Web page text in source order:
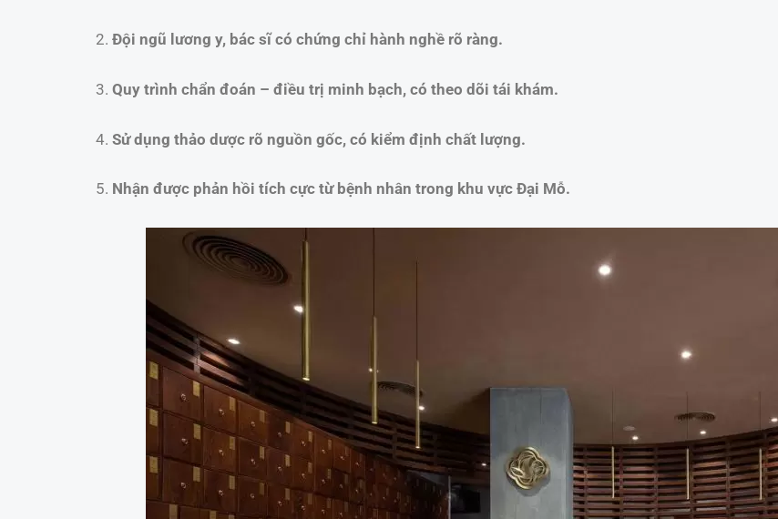
Đội ngũ lương y, bác sĩ có chứng chỉ hành nghề rõ ràng.
Quy trình chẩn đoán – điều trị minh bạch, có theo dõi tái khám.
Sử dụng thảo dược rõ nguồn gốc, có kiểm định chất lượng.
Nhận được phản hồi tích cực từ bệnh nhân trong khu vực Đại Mỗ.